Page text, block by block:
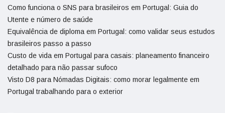
Como funciona o SNS para brasileiros em Portugal: Guia do
Utente e número de saúde
Equivalência de diploma em Portugal: como validar seus estudos
brasileiros passo a passo
Custo de vida em Portugal para casais: planeamento financeiro
detalhado para não passar sufoco
Visto D8 para Nómadas Digitais: como morar legalmente em
Portugal trabalhando para o exterior